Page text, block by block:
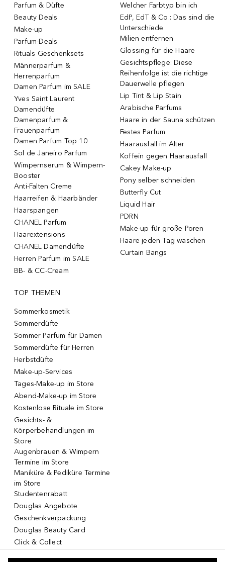
Parfum & Düfte
Beauty Deals
Make-up
Parfum-Deals
Rituals Geschenksets
Männerparfum &
Herrenparfum
Damen Parfum im SALE
Yves Saint Laurent
Damendüfte
Damenparfum &
Frauenparfum
Damen Parfum Top 10
Sol de Janeiro Parfum
Wimpernserum & Wimpern-
Booster
Anti-Falten Creme
Haarreifen & Haarbänder
Haarspangen
CHANEL Parfum
Haarextensions
CHANEL Damendüfte
Herren Parfum im SALE
BB- & CC-Cream
Welcher Farbtyp bin ich
EdP, EdT & Co.: Das sind die
Unterschiede
Milien entfernen
Glossing für die Haare
Gesichtspflege: Diese
Reihenfolge ist die richtige
Dauerwelle pflegen
Lip Tint & Lip Stain
Arabische Parfums
Haare in der Sauna schützen
Festes Parfum
Haarausfall im Alter
Koffein gegen Haarausfall
Cakey Make-up
Pony selber schneiden
Butterfly Cut
Liquid Hair
PDRN
Make-up für große Poren
Haare jeden Tag waschen
Curtain Bangs
TOP THEMEN
Sommerkosmetik
Sommerdüfte
Sommer Parfum für Damen
Sommerdüfte für Herren
Herbstdüfte
Make-up-Services
Tages-Make-up im Store
Abend-Make-up im Store
Kostenlose Rituale im Store
Gesichts- &
Körperbehandlungen im
Store
Augenbrauen & Wimpern
Termine im Store
Maniküre & Pediküre Termine
im Store
Studentenrabatt
Douglas Angebote
Geschenkverpackung
Douglas Beauty Card
Click & Collect